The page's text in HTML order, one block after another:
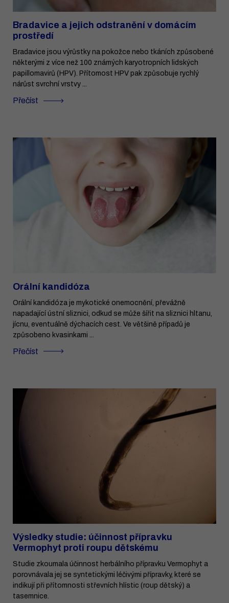
Bradavice a jejich odstranění v domácím
prostředí
Bradavice jsou výrůstky na pokožce nebo tkáních způsobené
některými z více než 100 známých karyotropních lidských
papillomavirů (HPV). Přítomost HPV pak způsobuje rychlý
nárůst svrchní vrstvy ...
Přečíst
Orální kandidóza
Orální kandidóza je mykotické onemocnění, převážně
napadající ústní sliznici, odkud se může šířit na sliznici hltanu,
jícnu, eventuálně dýchacích cest. Ve většině případů je
způsobeno kvasinkami ...
Přečíst
Výsledky studie: účinnost přípravku
Vermophyt proti roupu dětskému
Studie zkoumala účinnost herbálního přípravku Vermophyt a
porovnávala jej se syntetickými léčivými přípravky, které se
indikují při přítomnosti střevních hlístic (roup dětský) a
tasemnice.